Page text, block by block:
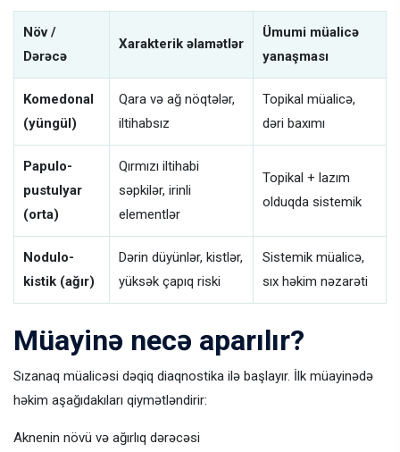
Növ /
Dərəcə
Xarakterik əlamətlər
Ümumi müalicə
yanaşması
Komedonal
(yüngül)
Qara və ağ nöqtələr,
iltihabsız
Topikal müalicə,
dəri baxımı
Papulo-
pustulyar
(orta)
Qırmızı iltihabi
səpkilər, irinli
elementlər
Topikal + lazım
olduqda sistemik
Nodulo-
kistik (ağır)
Dərin düyünlər, kistlər,
yüksək çapıq riski
Sistemik müalicə,
sıx həkim nəzarəti
Müayinə necə aparılır?
Sızanaq müalicəsi dəqiq diaqnostika ilə başlayır. İlk müayinədə
həkim aşağıdakıları qiymətləndirir:
Aknenin növü və ağırlıq dərəcəsi